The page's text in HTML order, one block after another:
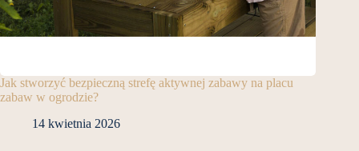
Jak stworzyć bezpieczną strefę aktywnej zabawy na placu
zabaw w ogrodzie?
14 kwietnia 2026